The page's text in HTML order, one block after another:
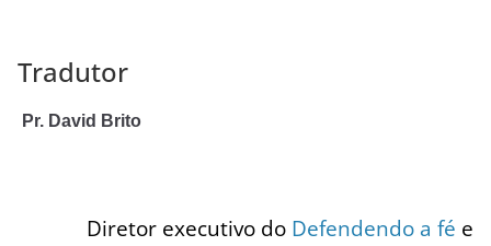
Tradutor
Pr. David Brito
Diretor executivo do Defendendo a fé e